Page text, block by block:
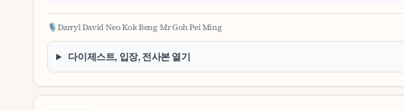
🎙️Darryl David·Neo Kok Beng·Mr Goh Pei Ming
다이제스트, 입장, 전사본 열기